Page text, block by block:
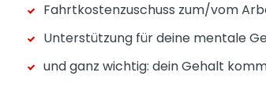
Fahrtkostenzuschuss zum/vom
Unterstützung für deine mentale
und ganz wichtig: dein Gehalt